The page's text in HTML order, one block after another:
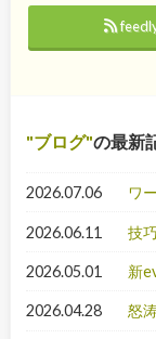
ブログ の最新
2026.07.06 ワ
2026.06.11 技
2026.05.01 新
2026.04.28 怒